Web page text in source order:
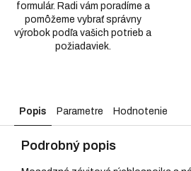
formulár. Radi vám poradíme a
pomôžeme vybrať správny
výrobok podľa vašich potrieb a
požiadaviek.
Popis Parametre Hodnotenie
Podrobný popis